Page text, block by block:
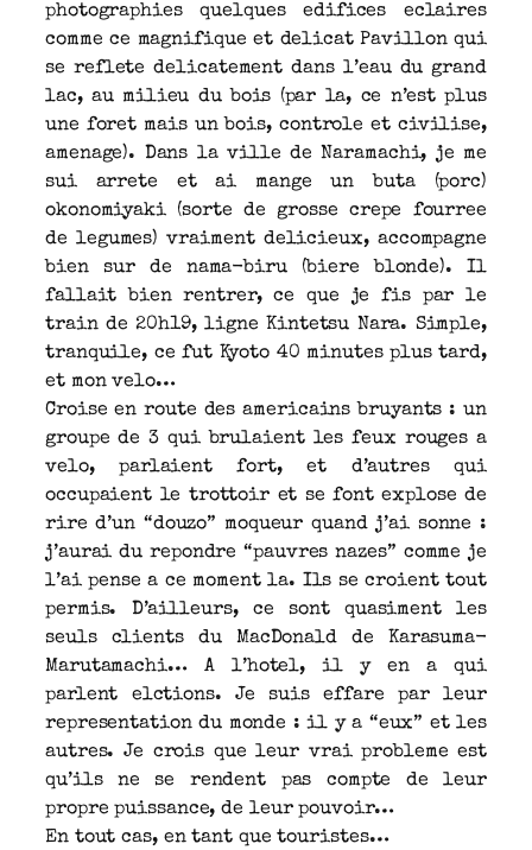
photographies quelques edifices eclaires
comme ce magnifique et delicat Pavillon qui
se reflete delicatement dans l’eau du grand
lac, au milieu du bois (par la, ce n’est plus
une foret mais un bois, controle et civilise,
amenage). Dans la ville de Naramachi, je me
sui arrete et ai mange un buta (porc)
okonomiyaki (sorte de grosse crepe fourree
de legumes) vraiment delicieux, accompagne
bien sur de nama-biru (biere blonde). Il
fallait bien rentrer, ce que je fis par le
train de 20h19, ligne Kintetsu Nara. Simple,
tranquile, ce fut Kyoto 40 minutes plus tard,
et mon velo…
Croise en route des americains bruyants : un
groupe de 3 qui brulaient les feux rouges a
velo, parlaient fort, et d’autres qui
occupaient le trottoir et se font explose de
rire d’un “douzo” moqueur quand j’ai sonne :
j’aurai du repondre “pauvres nazes” comme je
l’ai pense a ce moment la. Ils se croient tout
permis. D’ailleurs, ce sont quasiment les
seuls clients du MacDonald de Karasuma-
Marutamachi… A l’hotel, il y en a qui
parlent elctions. Je suis effare par leur
representation du monde : il y a “eux” et les
autres. Je crois que leur vrai probleme est
qu’ils ne se rendent pas compte de leur
propre puissance, de leur pouvoir…
En tout cas, en tant que touristes…